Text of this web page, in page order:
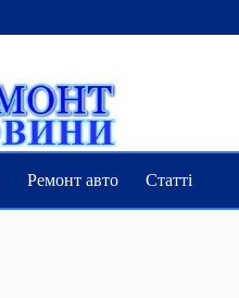
Ремонт авто Статті